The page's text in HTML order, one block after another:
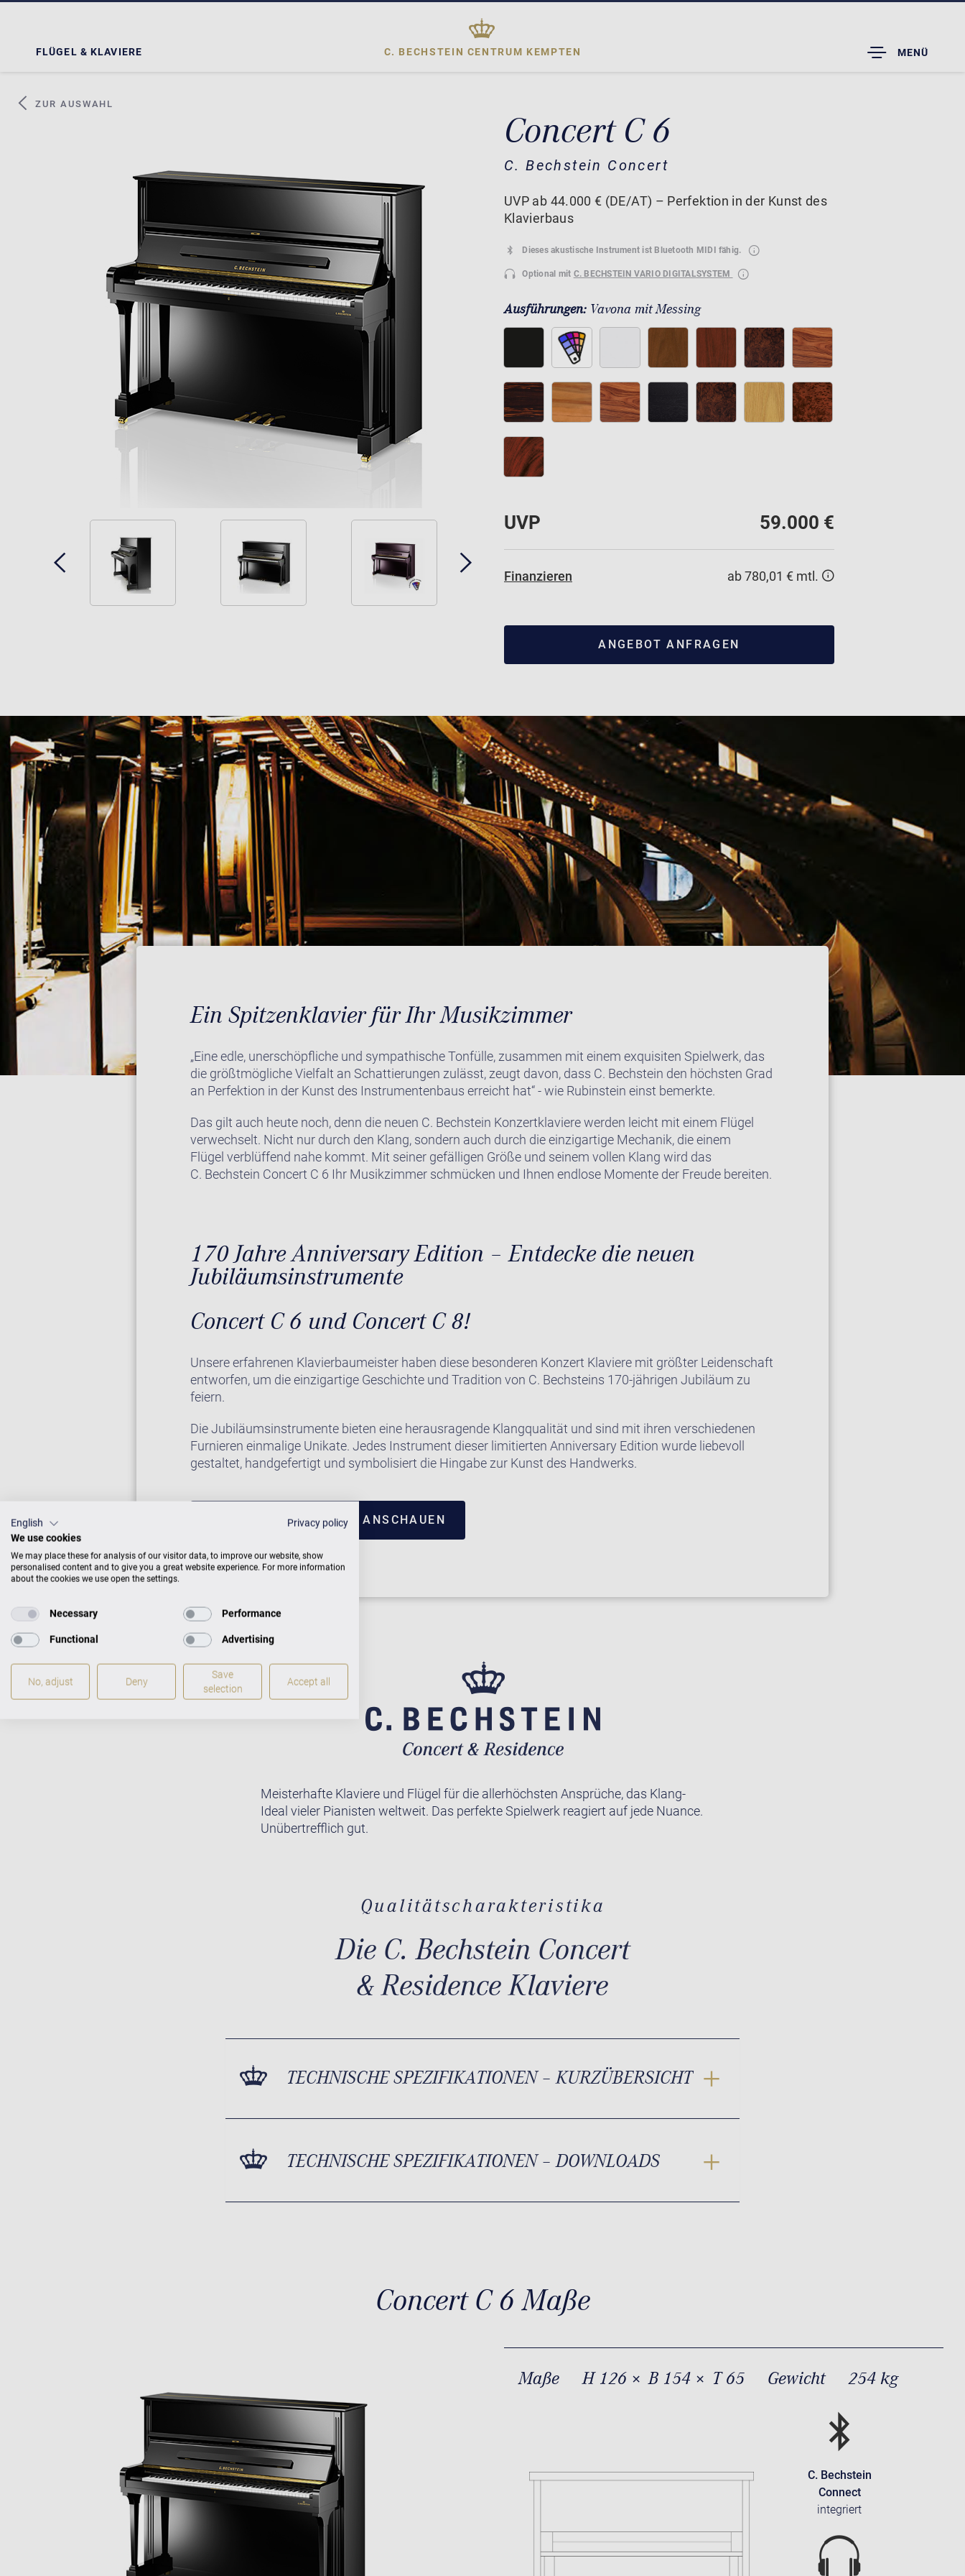
FLÜGEL & KLAVIERE C. BECHSTEIN CENTRUM KEMPTEN
TOGGLE
DROPDOWN
MENÜ
ZUR AUSWAHL
Concert C 6
C. Bechstein Concert
UVP ab 44.000 € (DE/AT) – Perfektion in der Kunst des
Klavierbaus
Dieses akustische Instrument ist Bluetooth MIDI fähig.
Optional mit C. BECHSTEIN VARIO DIGITALSYSTEM
Ausführungen: Vavona mit Messing
UVP 59.000 €
Finanzieren ab 780,01 € mtl.
ANGEBOT ANFRAGEN
Ein Spitzenklavier für Ihr Musikzimmer
„Eine edle, unerschöpfliche und sympathische Tonfülle, zusammen mit einem exquisiten Spielwerk, das
die größtmögliche Vielfalt an Schattierungen zulässt, zeugt davon, dass C. Bechstein den höchsten Grad
an Perfektion in der Kunst des Instrumentenbaus erreicht hat“ - wie Rubinstein einst bemerkte.
Das gilt auch heute noch, denn die neuen C. Bechstein Konzertklaviere werden leicht mit einem Flügel
verwechselt. Nicht nur durch den Klang, sondern auch durch die einzigartige Mechanik, die einem
Flügel verblüffend nahe kommt. Mit seiner gefälligen Größe und seinem vollen Klang wird das
C. Bechstein Concert C 6 Ihr Musikzimmer schmücken und Ihnen endlose Momente der Freude bereiten.
170 Jahre Anniversary Edition – Entdecke die neuen
Jubiläumsinstrumente
Concert C 6 und Concert C 8!
Unsere erfahrenen Klavierbaumeister haben diese besonderen Konzert Klaviere mit größter Leidenschaft
entworfen, um die einzigartige Geschichte und Tradition von C. Bechsteins 170-jährigen Jubiläum zu
feiern.
Die Jubiläumsinstrumente bieten eine herausragende Klangqualität und sind mit ihren verschiedenen
Furnieren einmalige Unikate. Jedes Instrument dieser limitierten Anniversary Edition wurde liebevoll
gestaltet, handgefertigt und symbolisiert die Hingabe zur Kunst des Handwerks.
KLAVIER IM CENTRUM ANSCHAUEN
Meisterhafte Klaviere und Flügel für die allerhöchsten Ansprüche, das Klang-
Ideal vieler Pianisten weltweit. Das perfekte Spielwerk reagiert auf jede Nuance.
Unübertrefflich gut.
Qualitätscharakteristika
Die C. Bechstein Concert
& Residence Klaviere
TECHNISCHE SPEZIFIKATIONEN – KURZÜBERSICHT
TECHNISCHE SPEZIFIKATIONEN – DOWNLOADS
Concert C 6 Maße
Maße H 126 × B 154 × T 65 Gewicht 254 kg
C. Bechstein
Connect
integriert
English
Privacy policy
We use cookies
We may place these for analysis of our visitor data, to improve our website, show
personalised content and to give you a great website experience. For more information
about the cookies we use open the settings.
Necessary Performance
Functional Advertising
No, adjust Deny
Save
selection
Accept all